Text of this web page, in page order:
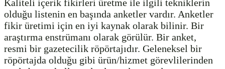
Kaliteli içerik fikirleri üretme ile ilgili tekniklerin
olduğu listenin en başında anketler vardır. Anketler
fikir üretimi için en iyi kaynak olarak bilinir. Bir
araştırma enstrümanı olarak görülür. Bir anket,
resmi bir gazetecilik röpörtajıdır. Geleneksel bir
röpörtajda olduğu gibi ürün/hizmet görevlilerinden